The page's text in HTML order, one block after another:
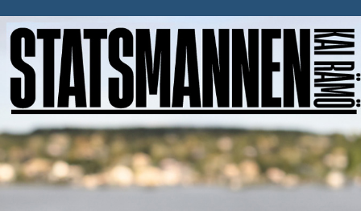
till